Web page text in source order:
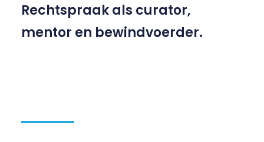
Rechtspraak als curator,
mentor en bewindvoerder.